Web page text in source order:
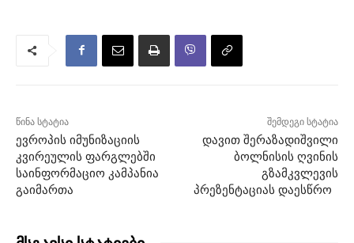
წინა სტატია
ევროპის იმუნიზაციის
კვირეულის ფარგლებში
საინფორმაციო კამპანია
გაიმართა
შემდეგი სტატია
დავით შერაზადიშვილი
ბოლნისის ღვინის
გზამკვლევის
პრეზენტაციას დაესწრო